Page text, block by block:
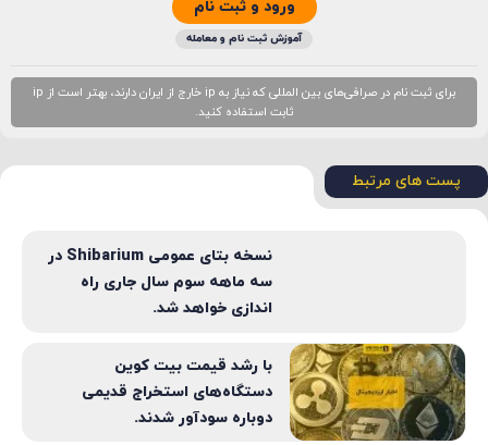
ورود و ثبت نام
آموزش ثبت نام و معامله
برای ثبت نام در صرافی‌های بین المللی که نیاز به ip خارج از ایران دارند، بهتر است از ip
ثابت استفاده کنید.
پست های مرتبط
سه ماهه سوم سال جاری راه
اندازی خواهد شد.
دستگاه‌های استخراج قدیمی
دوباره سودآور شدند.